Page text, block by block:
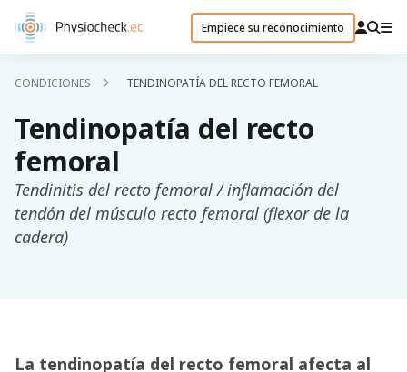
Empiece su reconocimiento
CONDICIONES TENDINOPATÍA DEL RECTO FEMORAL
Tendinopatía del recto
femoral
Tendinitis del recto femoral / inflamación del
tendón del músculo recto femoral (flexor de la
cadera)
La tendinopatía del recto femoral afecta al